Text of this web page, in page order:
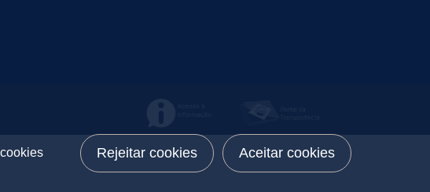
Rejeitar cookies Aceitar cookies